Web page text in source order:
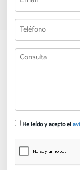
He leído y acepto el